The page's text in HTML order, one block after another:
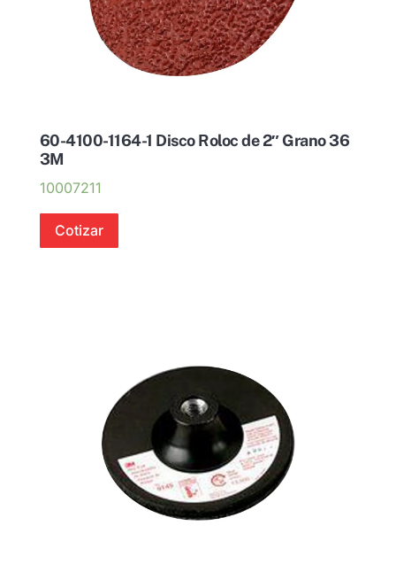
60-4100-1164-1 Disco Roloc de 2″ Grano 36
3M
10007211
Cotizar